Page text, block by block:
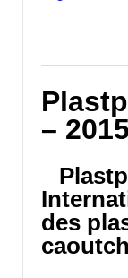
– 2015
des